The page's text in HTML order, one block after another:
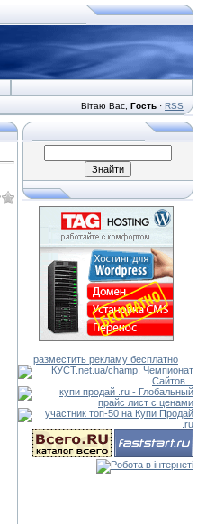
Вітаю Вас Гость · RSS
разместить рекламу бесплатно